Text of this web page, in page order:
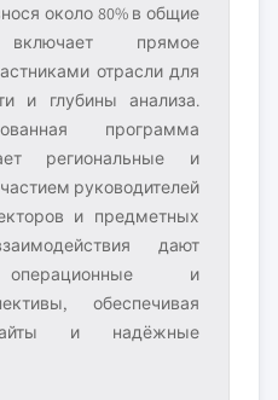
около 80% в общие
прямое
отрасли для
и глубины анализа.
программа
региональные и
руководителей
и предметных
дают
операционные и
обеспечивая
и надёжные